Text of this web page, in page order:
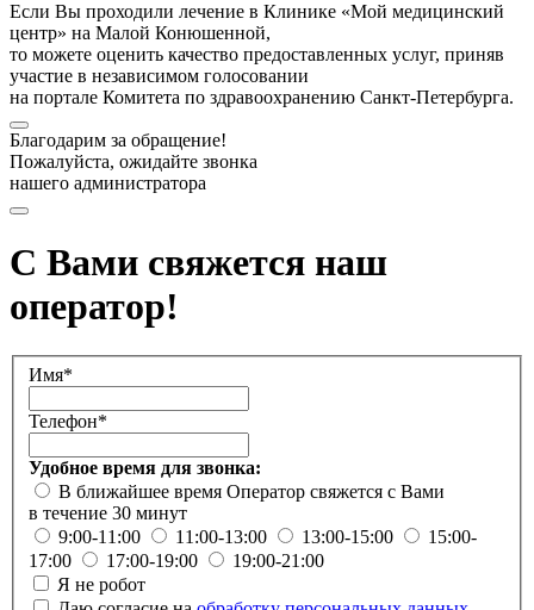
Если Вы проходили лечение в Клинике «Мой медицинский
центр» на Малой Конюшенной,
то можете оценить качество предоставленных услуг, приняв
участие в независимом голосовании
на портале Комитета по здравоохранению Санкт-Петербурга.
Благодарим за обращение!
Пожалуйста, ожидайте звонка
нашего администратора
С Вами свяжется наш
оператор!
Имя*
Телефон*
Удобное время для звонка:
В ближайшее время Оператор свяжется с Вами
в течение 30 минут
9:00-11:00
11:00-13:00 13:00-15:00
15:00-
17:00
17:00-19:00
19:00-21:00
Я не робот